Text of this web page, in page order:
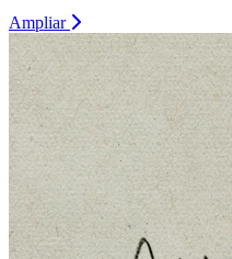
Ampliar